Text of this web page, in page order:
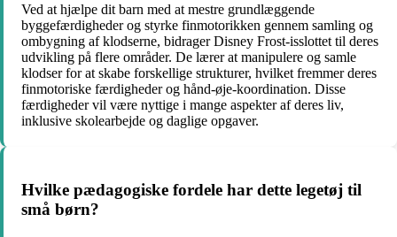
Ved at hjælpe dit barn med at mestre grundlæggende
byggefærdigheder og styrke finmotorikken gennem samling og
ombygning af klodserne, bidrager Disney Frost-isslottet til deres
udvikling på flere områder. De lærer at manipulere og samle
klodser for at skabe forskellige strukturer, hvilket fremmer deres
finmotoriske færdigheder og hånd-øje-koordination. Disse
færdigheder vil være nyttige i mange aspekter af deres liv,
inklusive skolearbejde og daglige opgaver.
Hvilke pædagogiske fordele har dette legetøj til
små børn?